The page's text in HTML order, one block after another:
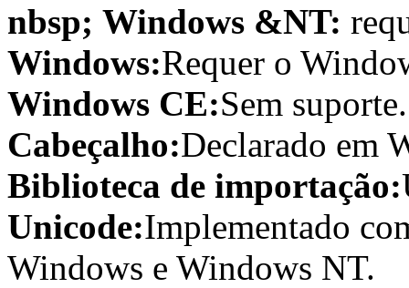
nbsp; Windows &NT:
Windows:Requer o
Windows CE:Sem suporte.
Cabeçalho:Declarado em
Biblioteca de importação:
Unicode:Implementado
Windows e Windows NT.